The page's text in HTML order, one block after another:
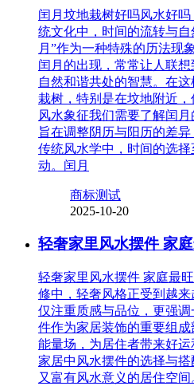
闰月坟地栽树好吗风水好
统文化中，时间的流转与
月”作为一种特殊的历法现
闰月的出现，常常让人联
自然和谐共处的智慧。在
栽树，特别是在坟地附近
风水象征我们需要了解闰
旨在调整阴历与阳历的差
传统风水学中，时间的选
动。闰月
商标测试
2025-10-20
轻奢家里风水摆件 家
轻奢家里风水摆件 家庭最
修中，轻奢风格正受到越
仅注重质感与品位，更强
件作为家居装饰的重要组
能量场，为居住者带来好
家居中风水摆件的选择与
又富有风水意义的居住空